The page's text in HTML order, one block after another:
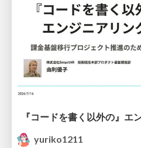
yuriko1211